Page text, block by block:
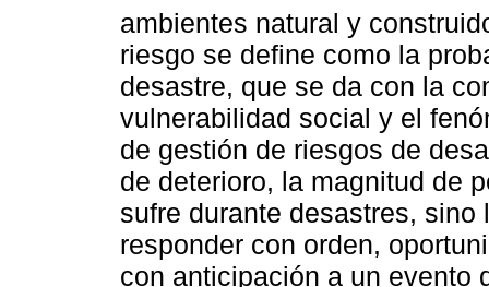
ambientes natural y
riesgo se define como la
desastre, que se da con la
vulnerabilidad social y el
de gestión de riesgos de
de deterioro, la magnitud de
sufre durante desastres,
responder con orden,
con anticipación a un evento